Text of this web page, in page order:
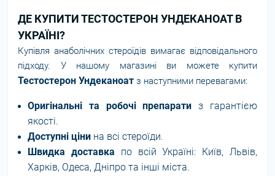
ДЕ КУПИТИ ТЕСТОСТЕРОН УНДЕКАНОАТ В
УКРАЇНІ?
Купівля анаболічних стероїдів вимагає відповідального
підходу. У нашому магазині ви можете купити
Тестостерон Ундеканоат з наступними перевагами:
Оригінальні та робочі препаратиз гарантією
якості.
Доступні ціни на всі стероїди.
Швидка доставка по всій Україні: Київ, Львів,
Харків, Одеса, Дніпро та інші міста.